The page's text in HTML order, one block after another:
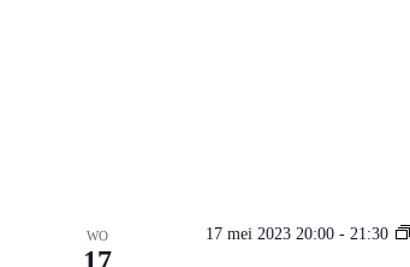
WO
17
17 mei 2023 20:00- 21:30